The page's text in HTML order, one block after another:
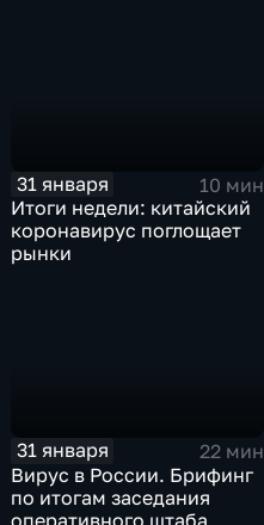
31 января
10 мин
Итоги недели: китайский
коронавирус поглощает
рынки
31 января
22 мин
Вирус в России. Брифинг
по итогам заседания
оперативного штаба